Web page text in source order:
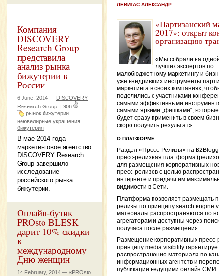
Компания
DISCOVERY
Research Group
представила
анализ рынка
бижутерии в
России
6 June, 2014 — DISCOVERY
Research Group | 906
рынок бижутерии
неювелирные украшения
бижутерия
В мае 2014 года
маркетинговое агентство
DISCOVERY Research
Group завершило
исследование
российского рынка
бижутерии.
Онлайн-бутик
PROsto BLESK
дарит 10% скидки
к
международному
Дню женщин
14 February, 2014 — «PROsto
ЛЕВИТАС АЛЕКСАНДР
«Партизанский
2017»: открыт
организацию
«Мы собрали на
лучших экспертов по
малобюджетному маркетингу и
уже внедривших инструменты
маркетинга в своих компаниях,
поделились с участниками
самыми эффективными
самыми яркими „фишками“,
будет сразу применить в своем
скоро получить результат»
О ПЛАТФОРМЕ
Раздел «Пресс-Релизы» на
пресс-релизная платформа
для размещения корпоративных
пресс-релизов с целью
интернете и придачи им
видимости в Сети.
Платформа позволяет размещать
релизы по принципу search engine
материалы распространяются по
агрегаторам и доступны через
получаса после размещения.
Размещение корпоративных пресс-
принципу media visibility
распространение материала по
информационных агентств и
публикации ведущими онлайн СМИ.